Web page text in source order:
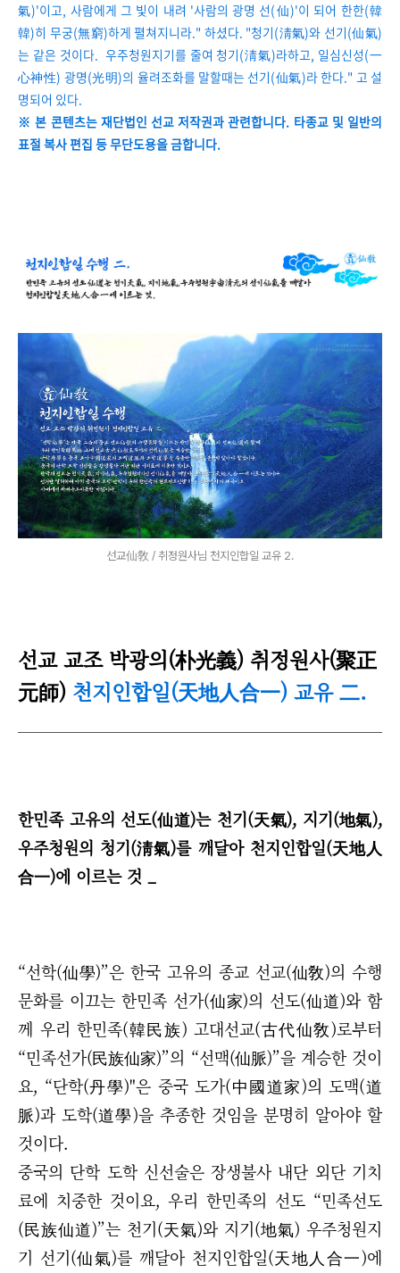
氣)'이고, 사람에게 그 빛이 내려 '사람의 광명 선(仙)'이 되어 한한(韓
韓)히 무궁(無窮)하게 펼쳐지니라." 하셨다. "청기(淸氣)와 선기(仙氣)
는 같은 것이다. 우주청원지기를 줄여 청기(淸氣)라하고, 일심신성(一
心神性) 광명(光明)의 율려조화를 말할때는 선기(仙氣)라 한다." 고 설
명되어 있다.
※ 본 콘텐츠는 재단법인 선교 저작권과 관련합니다. 타종교 및 일반의
표절 복사 편집 등 무단도용을 금합니다.
선교仙敎 / 취정원사님 천지인합일 교유 2.
선교 교조 박광의(朴光義) 취정원사(聚正
元師) 천지인합일(天地人合一) 교유 二.
한민족 고유의 선도(仙道)는 천기(天氣), 지기(地氣),
우주청원의 청기(淸氣)를 깨달아 천지인합일(天地人
合一)에 이르는 것 _
“선학(仙學)”은 한국 고유의 종교 선교(仙敎)의 수행
문화를 이끄는 한민족 선가(仙家)의 선도(仙道)와 함
께 우리 한민족(韓民族) 고대선교(古代仙敎)로부터
“민족선가(民族仙家)”의 “선맥(仙脈)”을 계승한 것이
요, “단학(丹學)"은 중국 도가(中國道家)의 도맥(道
脈)과 도학(道學)을 추종한 것임을 분명히 알아야 할
것이다.
중국의 단학 도학 신선술은 장생불사 내단 외단 기치
료에 치중한 것이요, 우리 한민족의 선도 “민족선도
(民族仙道)”는 천기(天氣)와 지기(地氣) 우주청원지
기 선기(仙氣)를 깨달아 천지인합일(天地人合一)에